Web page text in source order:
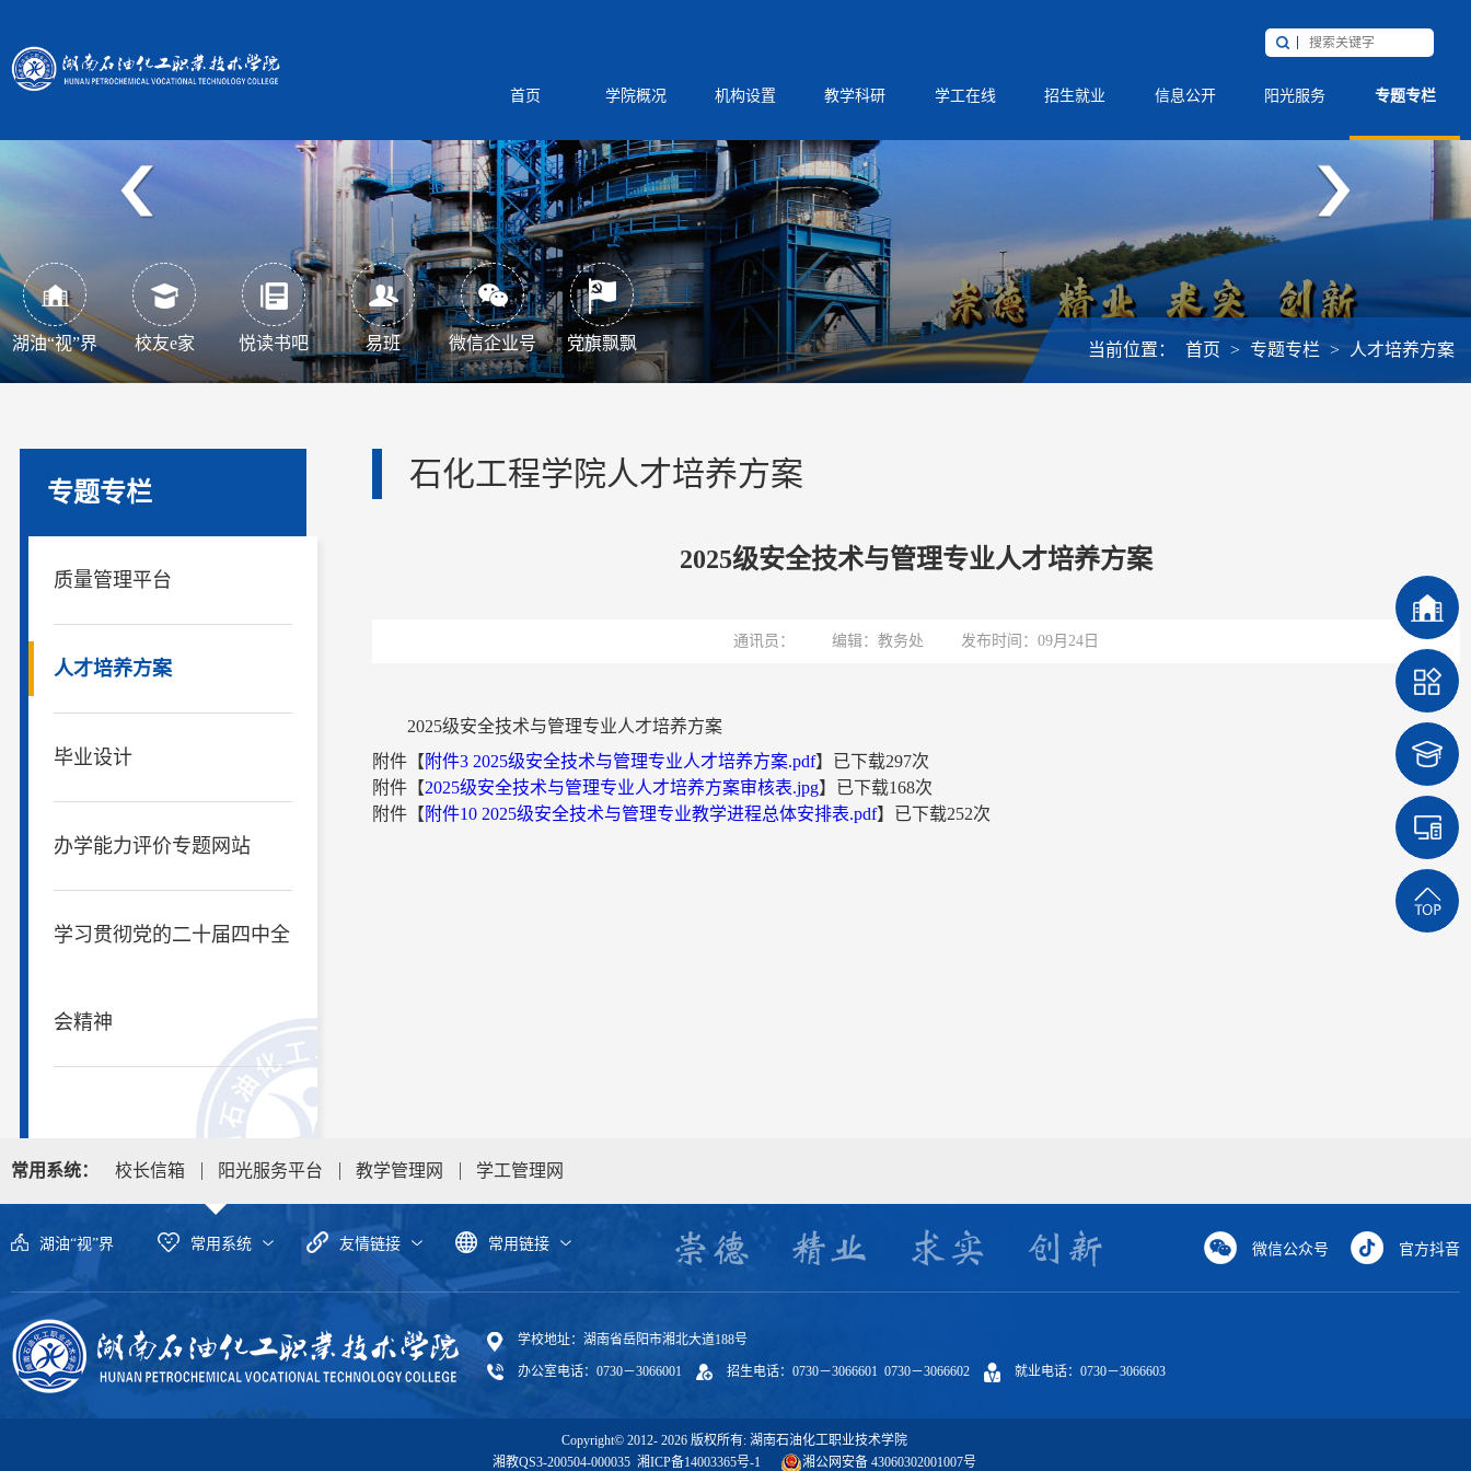
首页 学院概况 机构设置 教学科研 学工在线 招生就业 信息公开 阳光服务 专题专栏
湖油“视”界 校友e家 悦读书吧 易班 微信企业号 党旗飘飘 当前位置： 首页 > 专题专栏 > 人才培养方案
专题专栏
质量管理平台
人才培养方案
毕业设计
办学能力评价专题网站
学习贯彻党的二十届四中全
会精神
石化工程学院人才培养方案
2025级安全技术与管理专业人才培养方案
通讯员： 编辑：教务处 发布时间：09月24日
2025级安全技术与管理专业人才培养方案
附件【 附件3 2025级安全技术与管理专业人才培养方案.pdf】已下载297次
附件【2025级安全技术与管理专业人才培养方案审核表.jpg】已下载168次
附件【 附件10 2025级安全技术与管理专业教学进程总体安排表.pdf】已下载252次
常用系统： 校长信箱 阳光服务平台 教学管理网 学工管理网
湖油“视”界 常用系统 友情链接 常用链接 微信公众号 官方抖音
学校地址：湖南省岳阳市湘北大道188号
办公室电话：0730－3066001 招生电话：0730－3066601 0730－3066602 就业电话：0730－3066603
Copyright© 2012- 2026 版权所有: 湖南石油化工职业技术学院
湘教QS3-200504-000035 湘ICP备14003365号-1 湘公网安备 43060302001007号